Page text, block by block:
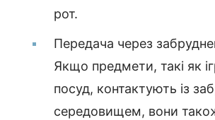
рот.
Передача через
Якщо предмети, такі як
посуд, контактують із
середовищем, вони